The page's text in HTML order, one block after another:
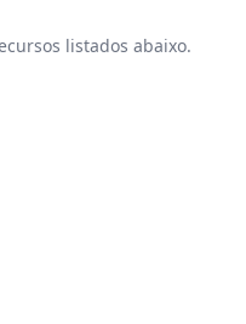
listados abaixo.